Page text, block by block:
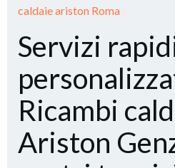
caldaie ariston Roma
Servizi
Ricambi
Ariston